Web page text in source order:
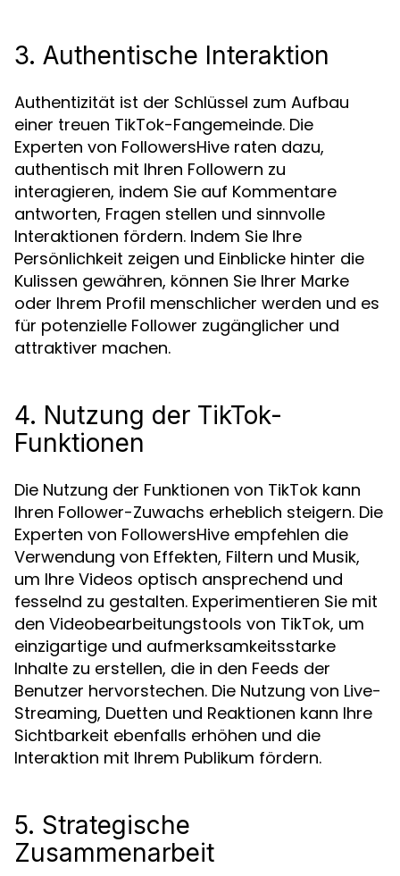
3. Authentische Interaktion
Authentizität ist der Schlüssel zum Aufbau
einer treuen TikTok-Fangemeinde. Die
Experten von FollowersHive raten dazu,
authentisch mit Ihren Followern zu
interagieren, indem Sie auf Kommentare
antworten, Fragen stellen und sinnvolle
Interaktionen fördern. Indem Sie Ihre
Persönlichkeit zeigen und Einblicke hinter die
Kulissen gewähren, können Sie Ihrer Marke
oder Ihrem Profil menschlicher werden und es
für potenzielle Follower zugänglicher und
attraktiver machen.
4. Nutzung der TikTok-
Funktionen
Die Nutzung der Funktionen von TikTok kann
Ihren Follower-Zuwachs erheblich steigern. Die
Experten von FollowersHive empfehlen die
Verwendung von Effekten, Filtern und Musik,
um Ihre Videos optisch ansprechend und
fesselnd zu gestalten. Experimentieren Sie mit
den Videobearbeitungstools von TikTok, um
einzigartige und aufmerksamkeitsstarke
Inhalte zu erstellen, die in den Feeds der
Benutzer hervorstechen. Die Nutzung von Live-
Streaming, Duetten und Reaktionen kann Ihre
Sichtbarkeit ebenfalls erhöhen und die
Interaktion mit Ihrem Publikum fördern.
5. Strategische
Zusammenarbeit